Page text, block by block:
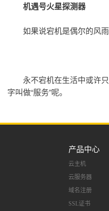
机遇号火星探测器
如果说宕机是偶尔的风
字叫做“服务”呢。
产品中心
云主机
云服务器
域名注册
SSL证书